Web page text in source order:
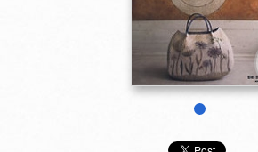
他にも商品を買う